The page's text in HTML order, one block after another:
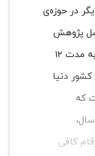
1000 کتاب دیگر در حوزه‌ی
پژوهش
تحقیقاتی گروهی از زبدگان است که به مدت 12
سال، 35 هزار مذاکره‌ی فروش را در 27 کشور دنیا
که
می‌گوییم هزینه‌ی تحقیقات آن در 12 سال،
کافی